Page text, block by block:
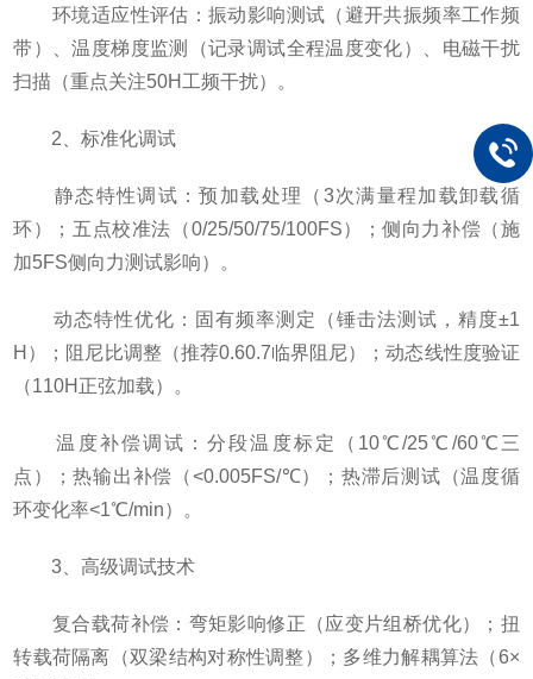
环境适应性评估：振动影响测试（避开共振频率工作频
带）、温度梯度监测（记录调试全程温度变化）、电磁干扰
扫描（重点关注50H工频干扰）。
2、标准化调试
静态特性调试：预加载处理（3次满量程加载卸载循
环）；五点校准法（0/25/50/75/100FS）；侧向力补偿（施
加5FS侧向力测试影响）。
动态特性优化：固有频率测定（锤击法测试，精度±1
H）；阻尼比调整（推荐0.60.7临界阻尼）；动态线性度验证
（110H正弦加载）。
温度补偿调试：分段温度标定（10℃/25℃/60℃三
点）；热输出补偿（<0.005FS/℃）；热滞后测试（温度循
环变化率<1℃/min）。
3、高级调试技术
复合载荷补偿：弯矩影响修正（应变片组桥优化）；扭
转载荷隔离（双梁结构对称性调整）；多维力解耦算法（6×